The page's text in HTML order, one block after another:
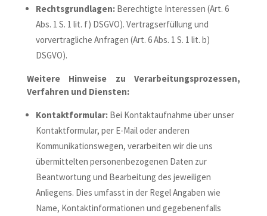
Rechtsgrundlagen:Berechtigte Interessen (Art. 6
Abs. 1 S. 1 lit. f) DSGVO). Vertragserfüllung und
vorvertragliche Anfragen (Art. 6 Abs. 1 S. 1 lit. b)
DSGVO).
Weitere Hinweise zu Verarbeitungsprozessen,
Verfahren und Diensten:
Kontaktformular: Bei Kontaktaufnahme über unser
Kontaktformular, per E-Mail oder anderen
Kommunikationswegen, verarbeiten wir die uns
übermittelten personenbezogenen Daten zur
Beantwortung und Bearbeitung des jeweiligen
Anliegens. Dies umfasst in der Regel Angaben wie
Name, Kontaktinformationen und gegebenenfalls